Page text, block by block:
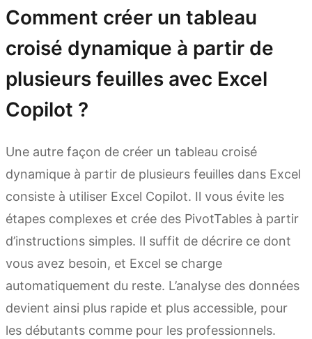
Comment créer un tableau
croisé dynamique à partir de
plusieurs feuilles avec Excel
Copilot ?
Une autre façon de créer un tableau croisé
dynamique à partir de plusieurs feuilles dans Excel
consiste à utiliser Excel Copilot. Il vous évite les
étapes complexes et crée des PivotTables à partir
d’instructions simples. Il suffit de décrire ce dont
vous avez besoin, et Excel se charge
automatiquement du reste. L’analyse des données
devient ainsi plus rapide et plus accessible, pour
les débutants comme pour les professionnels.